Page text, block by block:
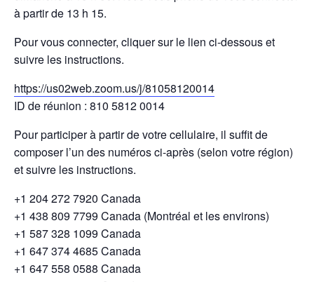
à partir de 13 h 15.
Pour vous connecter, cliquer sur le lien ci-dessous et
suivre les instructions.
https://us02web.zoom.us/j/81058120014
ID de réunion : 810 5812 0014
Pour participer à partir de votre cellulaire, il suffit de
composer l’un des numéros ci-après (selon votre région)
et suivre les instructions.
+1 204 272 7920 Canada
+1 438 809 7799 Canada (Montréal et les environs)
+1 587 328 1099 Canada
+1 647 374 4685 Canada
+1 647 558 0588 Canada